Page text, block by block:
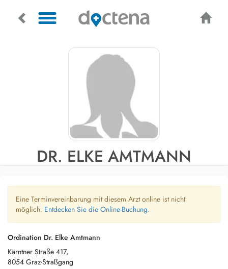
DR. ELKE AMTMANN
Eine Terminvereinbarung mit diesem Arzt online ist nicht
möglich. Entdecken Sie die Online-Buchung.
Ordination Dr. Elke Amtmann
Kärntner Straße 417,
8054 Graz-Straßgang